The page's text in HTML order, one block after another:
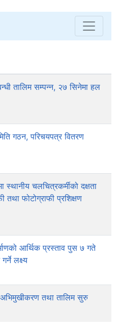
तालिम सम्पन्न, २७ सिनेमा हल
गठन, परिचयपत्र वितरण
स्थानीय चलचित्रकर्मीको दक्षता
तथा फोटोग्राफी प्रशिक्षण
आर्थिक प्रस्ताव पुस ७ गते
लक्ष्य
तथा तालिम सुरु